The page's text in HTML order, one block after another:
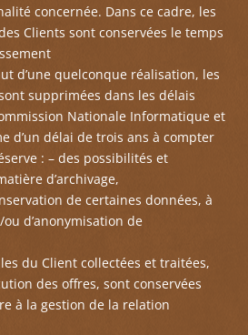
concernée. Dans ce cadre, les
Clients sont conservées le temps
d’une quelconque réalisation, les
supprimées dans les délais
Nationale Informatique et
d’un délai de trois ans à compter
: – des possibilités et
d’archivage,
de certaines données, à
d’anonymisation de
du Client collectées et traitées,
des offres, sont conservées
à la gestion de la relation